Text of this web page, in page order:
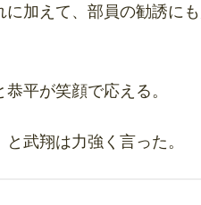
に加えて、部員の勧誘に
平が笑顔で応える。
武翔は力強く言った。